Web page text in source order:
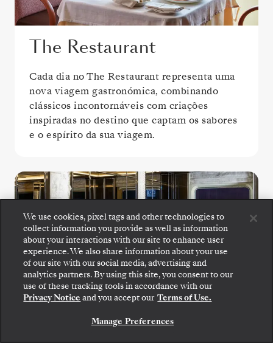
The Restaurant
Cada dia no The Restaurant representa uma
nova viagem gastronómica, combinando
clássicos incontornáveis com criações
inspiradas no destino que captam os sabores
e o espírito da sua viagem.
La Dame
Desfrute do melhor da gastronomia francesa
We use cookies, pixel tags and other technologies to
collect information you provide as well as information
about your interactions with our site to enhance user
experience. We also share information about your use
of our site with our social media, advertising and
analytics partners. By using this site, you consent to our
use of these tracking tools in accordance with our
Privacy Notice and you accept our Terms of Use.
Manage Preferences